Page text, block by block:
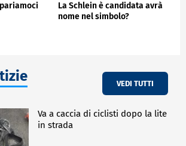
La Schlein è candidata avrà
nome nel simbolo?
VEDI TUTTI
Va a caccia di ciclisti dopo la lite
in strada